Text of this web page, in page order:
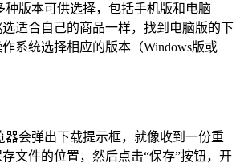
种版本可供选择，包括手机版和电脑
适合自己的商品一样，找到电脑版的下
系统选择相应的版本（Windows版或
器会弹出下载提示框，就像收到一份重
文件的位置，然后点击“保存”按钮，开